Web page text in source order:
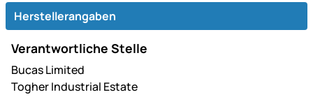
Herstellerangaben
Verantwortliche Stelle
Bucas Limited
Togher Industrial Estate